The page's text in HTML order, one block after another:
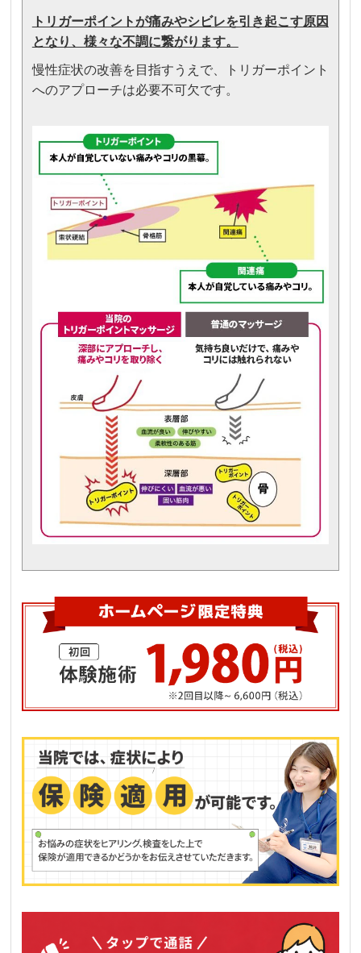
トリガーポイントが痛みやシビレを引き起こす原因
となり、様々な不調に繋がります。
慢性症状の改善を目指すうえで、トリガーポイント
へのアプローチは必要不可欠です。